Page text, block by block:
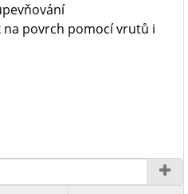
povrch pomocí vrutů i